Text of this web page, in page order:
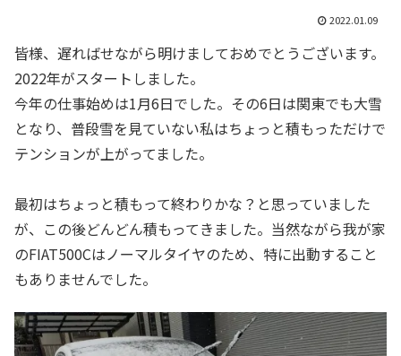
2022.01.09
皆様、遅ればせながら明けましておめでとうございます。
2022年がスタートしました。
今年の仕事始めは1月6日でした。その6日は関東でも大雪
となり、普段雪を見ていない私はちょっと積もっただけで
テンションが上がってました。
最初はちょっと積もって終わりかな？と思っていました
が、この後どんどん積もってきました。当然ながら我が家
のFIAT500Cはノーマルタイヤのため、特に出動すること
もありませんでした。